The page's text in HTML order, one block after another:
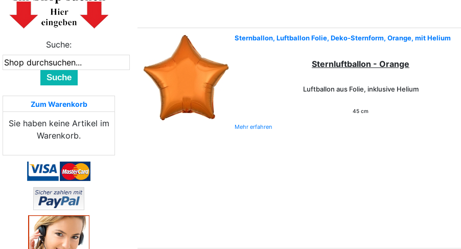
Sternballon, Luftballon Folie, Deko-Sternform, Orange, mit Helium
Sternluftballon - Orange
Luftballon aus Folie, inklusive Helium
45 cm
Mehr erfahren
Suche:
Suche
Zum Warenkorb
Sie haben keine Artikel im
Warenkorb.